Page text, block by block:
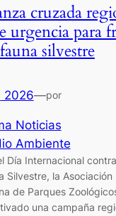
cruzada
urgencia para
silvestre
2026—por
Noticias
Ambiente
Día Internacional
Silvestre, la Asociación
de Parques
una campaña